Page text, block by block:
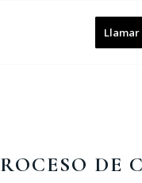
Llamar
DE